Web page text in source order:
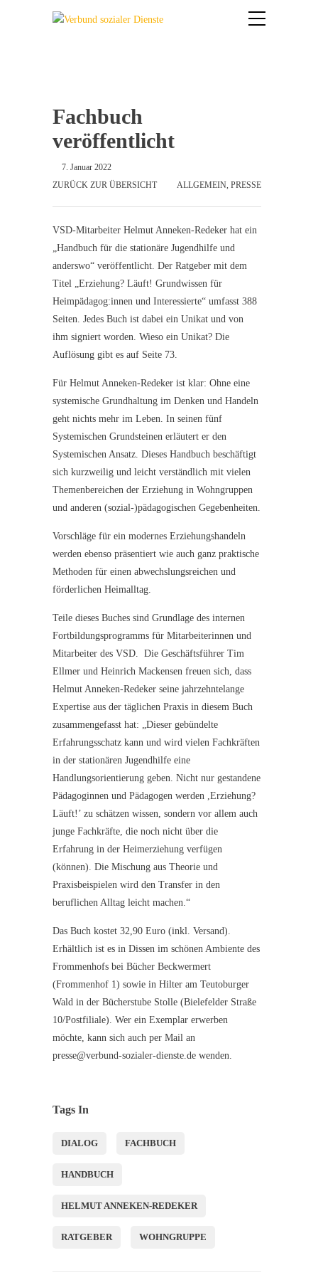
Fachbuch
veröffentlicht
7. Januar 2022
ZURÜCK ZUR ÜBERSICHT
ALLGEMEIN, PRESSE
VSD-Mitarbeiter Helmut Anneken-Redeker hat ein
„Handbuch für die stationäre Jugendhilfe und
anderswo“ veröffentlicht. Der Ratgeber mit dem
Titel „Erziehung? Läuft! Grundwissen für
Heimpädagog:innen und Interessierte“ umfasst 388
Seiten. Jedes Buch ist dabei ein Unikat und von
ihm signiert worden. Wieso ein Unikat? Die
Auflösung gibt es auf Seite 73.
Für Helmut Anneken-Redeker ist klar: Ohne eine
systemische Grundhaltung im Denken und Handeln
geht nichts mehr im Leben. In seinen fünf
Systemischen Grundsteinen erläutert er den
Systemischen Ansatz. Dieses Handbuch beschäftigt
sich kurzweilig und leicht verständlich mit vielen
Themenbereichen der Erziehung in Wohngruppen
und anderen (sozial-)pädagogischen Gegebenheiten.
Vorschläge für ein modernes Erziehungshandeln
werden ebenso präsentiert wie auch ganz praktische
Methoden für einen abwechslungsreichen und
förderlichen Heimalltag.
Teile dieses Buches sind Grundlage des internen
Fortbildungsprogramms für Mitarbeiterinnen und
Mitarbeiter des VSD. Die Geschäftsführer Tim
Ellmer und Heinrich Mackensen freuen sich, dass
Helmut Anneken-Redeker seine jahrzehntelange
Expertise aus der täglichen Praxis in diesem Buch
zusammengefasst hat: „Dieser gebündelte
Erfahrungsschatz kann und wird vielen Fachkräften
in der stationären Jugendhilfe eine
Handlungsorientierung geben. Nicht nur gestandene
Pädagoginnen und Pädagogen werden ,Erziehung?
Läuft!’ zu schätzen wissen, sondern vor allem auch
junge Fachkräfte, die noch nicht über die
Erfahrung in der Heimerziehung verfügen
(können). Die Mischung aus Theorie und
Praxisbeispielen wird den Transfer in den
beruflichen Alltag leicht machen.“
Das Buch kostet 32,90 Euro (inkl. Versand).
Erhältlich ist es in Dissen im schönen Ambiente des
Frommenhofs bei Bücher Beckwermert
(Frommenhof 1) sowie in Hilter am Teutoburger
Wald in der Bücherstube Stolle (Bielefelder Straße
10/Postfiliale). Wer ein Exemplar erwerben
möchte, kann sich auch per Mail an
presse@verbund-sozialer-dienste.de wenden.
Tags In
DIALOG FACHBUCH
HANDBUCH
HELMUT ANNEKEN-REDEKER
RATGEBER WOHNGRUPPE